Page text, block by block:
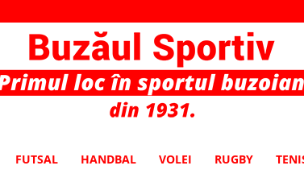
FUTSAL HANDBAL VOLEI RUGBY